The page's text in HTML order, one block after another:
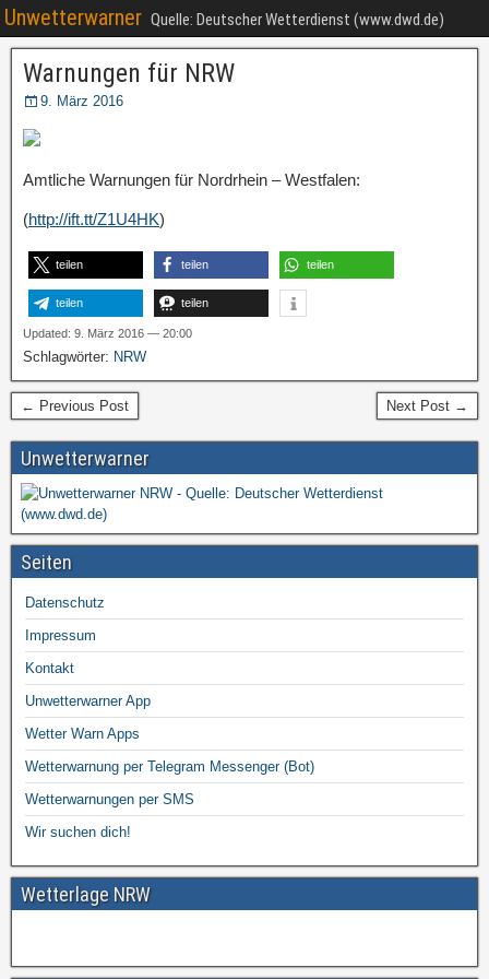
Unwetterwarner Quelle: Deutscher Wetterdienst (www.dwd.de)
Warnungen für NRW
9. März 2016
Amtliche Warnungen für Nordrhein – Westfalen:
(http://ift.tt/Z1U4HK)
teilen teilen teilen
teilen teilen
Updated: 9. März 2016 — 20:00
Schlagwörter: NRW
← Previous Post Next Post →
Unwetterwarner
Seiten
Datenschutz
Impressum
Kontakt
Unwetterwarner App
Wetter Warn Apps
Wetterwarnung per Telegram Messenger (Bot)
Wetterwarnungen per SMS
Wir suchen dich!
Wetterlage NRW